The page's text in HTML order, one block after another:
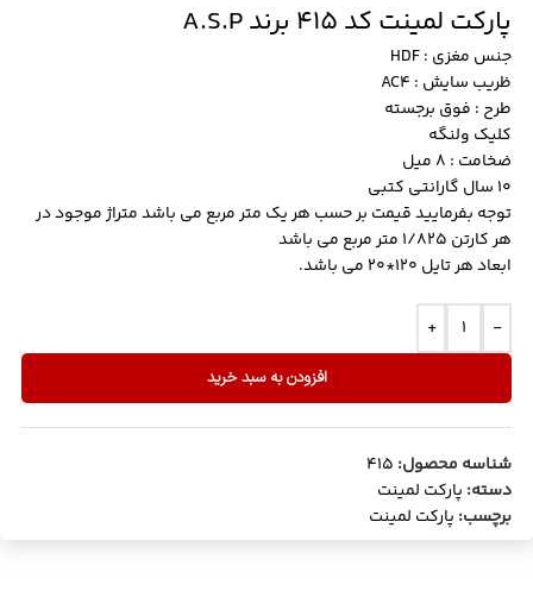
پارکت لمینت کد 415 برند A.S.P
جنس مغزی : HDF
ظریب سایش : AC4
طرح : فوق برجسته
کلیک ولنگه
ضخامت : 8 میل
10 سال گارانتی کتبی
توجه بفرمایید قیمت بر حسب هر یک متر مربع می باشد متراژ موجود در
هر کارتن 1/825 متر مربع می باشد
ابعاد هر تایل 120*20 می باشد.
-
+
افزودن به سبد خرید
شناسه محصول: 415
دسته: پارکت لمینت
برچسب: پارکت لمینت